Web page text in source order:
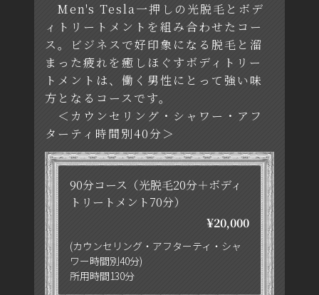
Men's Tesla一押しの光脱毛とボデ
ィトリートメントを組み合わせたコー
ス。
ビジネスで好印象になる脱毛と溜
まった疲れを癒しほぐすボディトリー
トメントは、 働く男性にとって強い味
方となるコースです。
＜カウンセリング・シャワー・アフ
ターティ時間別40分＞
90分コース（光脱毛20分＋ボディ
トリートメント70分）
¥20,000
(カウンセリング・アフターティ・シャ
ワー時間別40分)
所用時間130分